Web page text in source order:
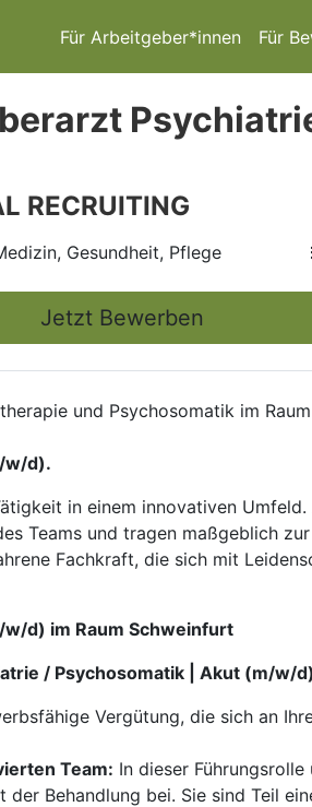
Für Arbeitgeber*innen Für
RECRUITING
Gesundheit, Pflege
Jetzt Bewerben
und Psychosomatik im
w/d).
in einem innovativen
Teams und tragen maßgeblich
Fachkraft, die sich mit
d) im Raum Schweinfurt
/ Psychosomatik | Akut (m/w/
Vergütung, die sich an
Team: In dieser
Behandlung bei. Sie sind Teil